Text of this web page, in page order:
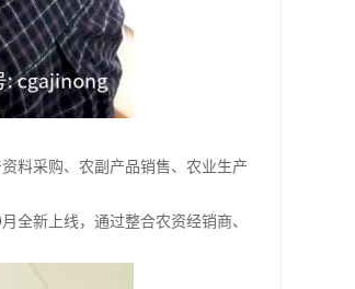
料采购、农副产品销售、农业生产
全新上线，通过整合农资经销商、